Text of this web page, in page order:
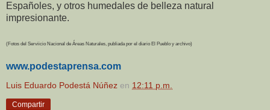
Españoles, y otros humedales de belleza natural
impresionante.
(Fotos del Serviicio Nacional de Áreas Naturales, publiada por el diario El Pueblo y archivo)
www.podestaprensa.com
Luis Eduardo Podestá Núñez en 12:11 p.m.
Compartir